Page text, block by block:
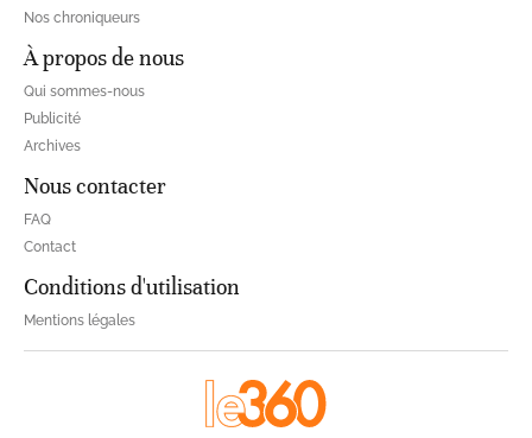
Nos chroniqueurs
À propos de nous
Qui sommes-nous
Publicité
Archives
Nous contacter
FAQ
Contact
Conditions d'utilisation
Mentions légales